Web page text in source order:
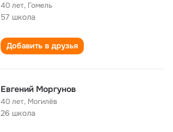
40 лет, Гомель
57 школа
Добавить в друзья
Евгений Моргунов
40 лет, Могилёв
26 школа